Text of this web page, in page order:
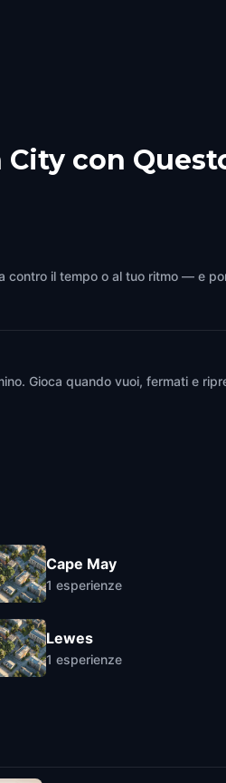
con
contro il tempo o al tuo ritmo — e
Gioca quando vuoi, fermati e
Cape May
1 esperienze
Lewes
1 esperienze